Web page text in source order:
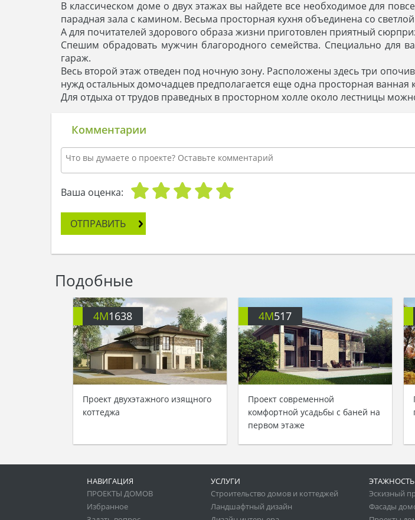
В классическом доме о двух этажах вы найдете все необходимое для
парадная зала с камином. Весьма просторная кухня объединена со
А для почитателей здорового образа жизни приготовлен приятный
Спешим обрадовать мужчин благородного семейства. Специально для
гараж.
Весь второй этаж отведен под ночную зону. Расположены здесь три
нужд остальных домочадцев предполагается еще одна просторная
Для отдыха от трудов праведных в просторном холле около лестницы
Комментарии
Ваша оценка:
ОТПРАВИТЬ
Подобные
4M1638
Проект двухэтажного изящного
коттеджа
4M517
Проект современной
комфортной усадьбы с баней на
первом этаже
НАВИГАЦИЯ
ПРОЕКТЫ ДОМОВ
Избранное
УСЛУГИ
Строительство домов и коттеджей
Ландшафтный дизайн
ЭТАЖНОСТЬ
Эскизный
Фасады